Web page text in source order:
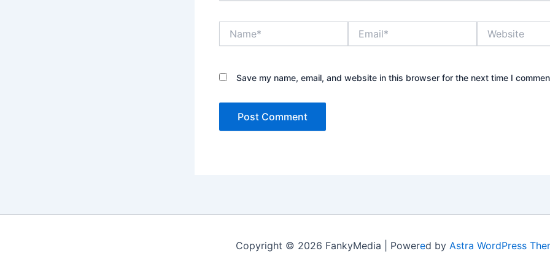
Save my name, email, and website in this browser for the next time I
Copyright © 2026 FankyMedia | Powered by Astra WordPress